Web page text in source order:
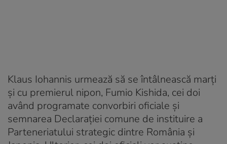
Klaus Iohannis urmează să se întâlnească marți
şi cu premierul nipon, Fumio Kishida, cei doi
având programate convorbiri oficiale şi
semnarea Declaraţiei comune de instituire a
Parteneriatului strategic dintre România şi